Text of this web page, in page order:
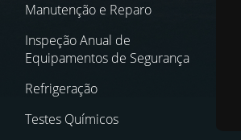
Manutenção e Reparo
Inspeção Anual de
Equipamentos de Segurança
Refrigeração
Testes Químicos